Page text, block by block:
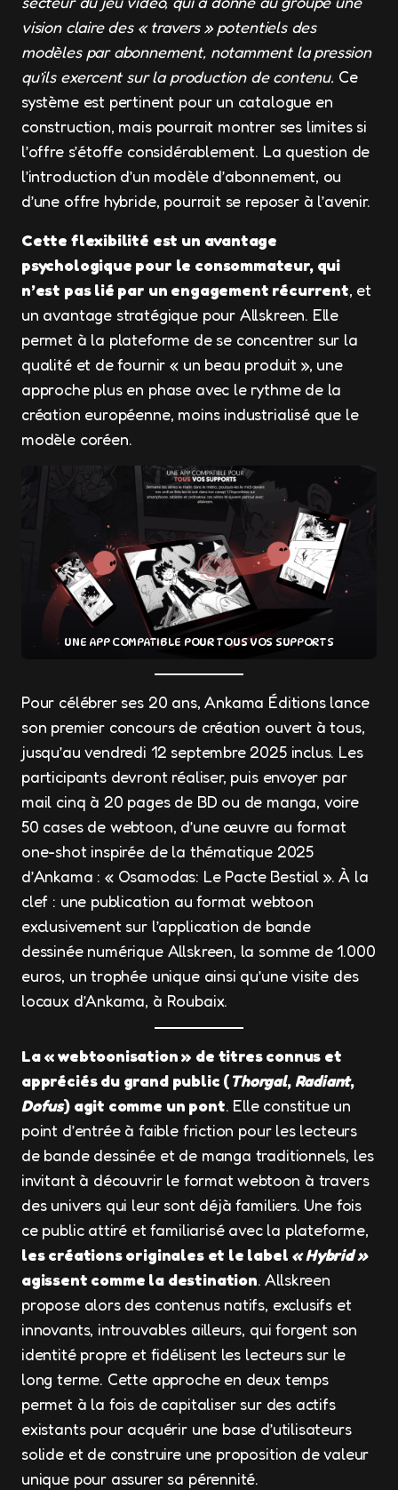
vision claire des « travers » potentiels des
modèles par abonnement, notamment la pression
qu’ils exercent sur la production de contenu. Ce
système est pertinent pour un catalogue en
construction, mais pourrait montrer ses limites si
l’offre s’étoffe considérablement. La question de
l’introduction d’un modèle d’abonnement, ou
d’une offre hybride, pourrait se reposer à l’avenir.
Cette flexibilité est un avantage
psychologique pour le consommateur, qui
n’est pas lié par un engagement récurrent, et
un avantage stratégique pour Allskreen. Elle
permet à la plateforme de se concentrer sur la
qualité et de fournir « un beau produit », une
approche plus en phase avec le rythme de la
création européenne, moins industrialisé que le
modèle coréen.
UNE APP COMPATIBLE POUR TOUS VOS SUPPORTS
Pour célébrer ses 20 ans, Ankama Éditions lance
son premier concours de création ouvert à tous,
jusqu’au vendredi 12 septembre 2025 inclus. Les
participants devront réaliser, puis envoyer par
mail cinq à 20 pages de BD ou de manga, voire
50 cases de webtoon, d’une œuvre au format
one-shot inspirée de la thématique 2025
d’Ankama : « Osamodas: Le Pacte Bestial ». À la
clef : une publication au format webtoon
exclusivement sur l’application de bande
dessinée numérique Allskreen, la somme de 1.000
euros, un trophée unique ainsi qu’une visite des
locaux d’Ankama, à Roubaix.
La « webtoonisation » de titres connus et
appréciés du grand public (Thorgal, Radiant,
Dofus) agit comme un pont. Elle constitue un
point d’entrée à faible friction pour les lecteurs
de bande dessinée et de manga traditionnels, les
invitant à découvrir le format webtoon à travers
des univers qui leur sont déjà familiers. Une fois
ce public attiré et familiarisé avec la plateforme,
les créations originales et le label « Hybrid »
agissent comme la destination. Allskreen
propose alors des contenus natifs, exclusifs et
innovants, introuvables ailleurs, qui forgent son
identité propre et fidélisent les lecteurs sur le
long terme. Cette approche en deux temps
permet à la fois de capitaliser sur des actifs
existants pour acquérir une base d’utilisateurs
solide et de construire une proposition de valeur
unique pour assurer sa pérennité.